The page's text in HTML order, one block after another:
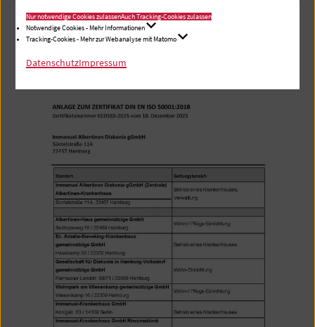
Nur notwendige Cookies zulassenAuch Tracking-Cookies zulassen
Notwendige Cookies - Mehr Informationen
Tracking-Cookies - Mehr zur Webanalyse mit Matomo
DatenschutzImpressum